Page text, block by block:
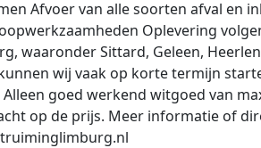
Afvoer van alle soorten afval en
Oplevering
waaronder Sittard, Geleen,
wij vaak op korte termijn
goed werkend witgoed van
op de prijs. Meer informatie of